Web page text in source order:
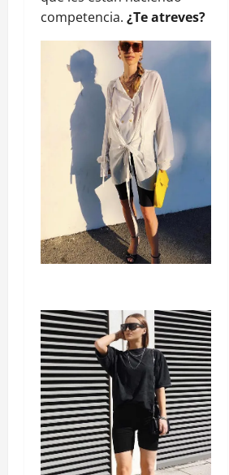
competencia. ¿Te atreves?